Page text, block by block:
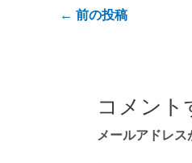
← 前の投稿
コメント
メールアドレス